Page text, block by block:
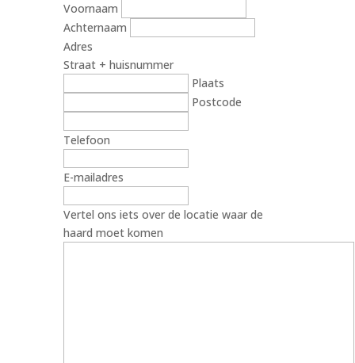
Voornaam
Achternaam
Adres
Straat + huisnummer
Plaats
Postcode
Telefoon
E-mailadres
Vertel ons iets over de locatie waar de
haard moet komen